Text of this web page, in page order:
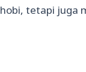
tetapi